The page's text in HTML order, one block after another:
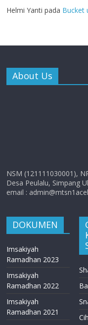
Helmi Yanti pada Bucket
About Us
NSM (121111030001),
Desa Peulalu, Simpang
email :
DOKUMEN
Imsakiyah
Ramadhan 2023
Imsakiyah
Ramadhan 2022
Imsakiyah
Ramadhan 2021